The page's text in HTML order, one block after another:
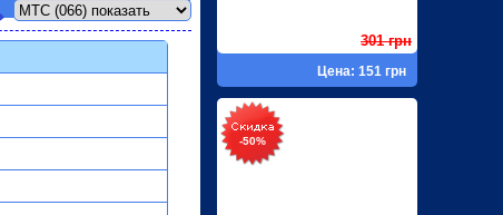
Цена: 151 грн
301 грн
-50%